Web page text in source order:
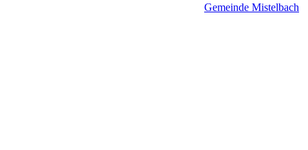
Gemeinde Mistelbach